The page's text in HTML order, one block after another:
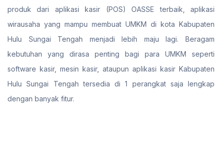
produk dari aplikasi kasir (POS) OASSE terbaik, aplikasi
wirausaha yang mampu membuat UMKM di kota Kabupaten
Hulu Sungai Tengah menjadi lebih maju lagi. Beragam
kebutuhan yang dirasa penting bagi para UMKM seperti
software kasir, mesin kasir, ataupun aplikasi kasir Kabupaten
Hulu Sungai Tengah tersedia di 1 perangkat saja lengkap
dengan banyak fitur.